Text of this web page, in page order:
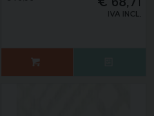
IVA INCL.